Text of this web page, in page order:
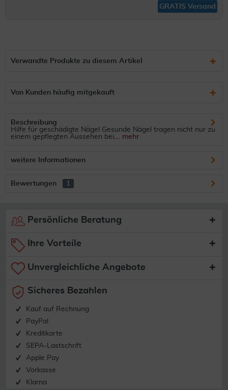
GRATIS Versand
Verwandte Produkte zu diesem Artikel
Von Kunden häufig mitgekauft
Beschreibung
Hilfe für geschädigte Nägel Gesunde Nägel tragen nicht nur zu
einem gepflegten Aussehen bei,... mehr
weitere Informationen
Bewertungen 1
Persönliche Beratung
Ihre Vorteile
Unvergleichliche Angebote
Sicheres Bezahlen
Kauf auf Rechnung
PayPal
Kreditkarte
SEPA-Lastschrift
Apple Pay
Vorkasse
Klarna